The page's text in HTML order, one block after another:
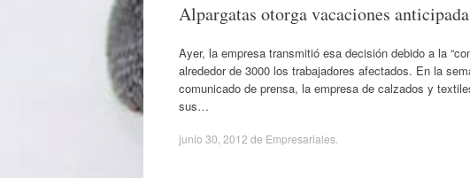
Alpargatas otorga vacaciones
Ayer, la empresa transmitió esa decisión debido a la
alrededor de 3000 los trabajadores afectados. En la
comunicado de prensa, la empresa de calzados y
sus…
junio 30, 2012 de Empresariales